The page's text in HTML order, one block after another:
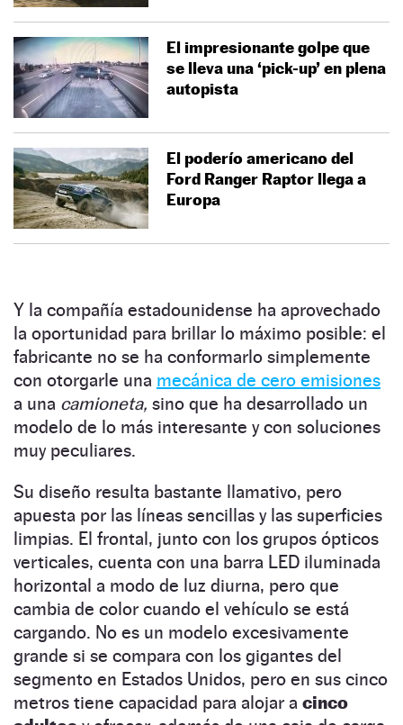
El impresionante golpe que
se lleva una ‘pick-up’ en plena
autopista
El poderío americano del
Ford Ranger Raptor llega a
Europa
Y la compañía estadounidense ha aprovechado
la oportunidad para brillar lo máximo posible: el
fabricante no se ha conformarlo simplemente
con otorgarle una mecánica de cero emisiones
a una camioneta, sino que ha desarrollado un
modelo de lo más interesante y con soluciones
muy peculiares.
Su diseño resulta bastante llamativo, pero
apuesta por las líneas sencillas y las superficies
limpias. El frontal, junto con los grupos ópticos
verticales, cuenta con una barra LED iluminada
horizontal a modo de luz diurna, pero que
cambia de color cuando el vehículo se está
cargando. No es un modelo excesivamente
grande si se compara con los gigantes del
segmento en Estados Unidos, pero en sus cinco
metros tiene capacidad para alojar a cinco